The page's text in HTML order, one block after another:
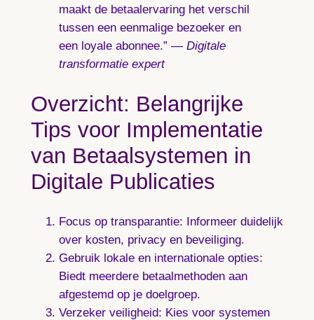
maakt de betaalervaring het verschil
tussen een eenmalige bezoeker en
een loyale abonnee.” — Digitale
transformatie expert
Overzicht: Belangrijke
Tips voor Implementatie
van Betaalsystemen in
Digitale Publicaties
Focus op transparantie: Informeer duidelijk
over kosten, privacy en beveiliging.
Gebruik lokale en internationale opties:
Biedt meerdere betaalmethoden aan
afgestemd op je doelgroep.
Verzeker veiligheid: Kies voor systemen